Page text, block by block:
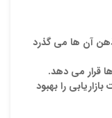
ذهن آن ها می گذرد
قرار می دهد.
را بهبود